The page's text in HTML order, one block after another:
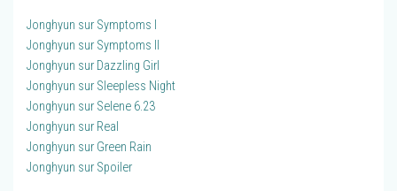
Jonghyun sur Symptoms I
Jonghyun sur Symptoms II
Jonghyun sur Dazzling Girl
Jonghyun sur Sleepless Night
Jonghyun sur Selene 6.23
Jonghyun sur Real
Jonghyun sur Green Rain
Jonghyun sur Spoiler